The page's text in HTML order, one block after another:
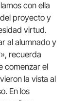
con ella
proyecto y
virtud.
al alumnado y
recuerda
comenzar el
la vista al
En los